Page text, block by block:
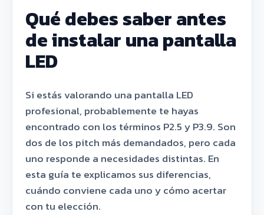
Qué debes saber antes
de instalar una pantalla
LED
Si estás valorando una pantalla LED
profesional, probablemente te hayas
encontrado con los términos P2.5 y P3.9. Son
dos de los pitch más demandados, pero cada
uno responde a necesidades distintas. En
esta guía te explicamos sus diferencias,
cuándo conviene cada uno y cómo acertar
con tu elección.